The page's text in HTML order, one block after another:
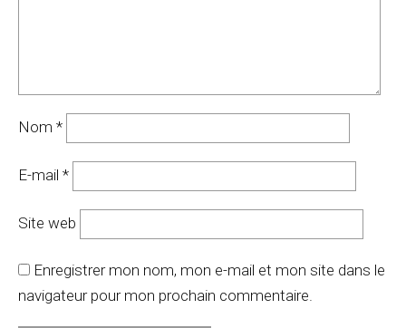
Nom *
E-mail *
Site web
Enregistrer mon nom, mon e-mail et mon site dans le
navigateur pour mon prochain commentaire.